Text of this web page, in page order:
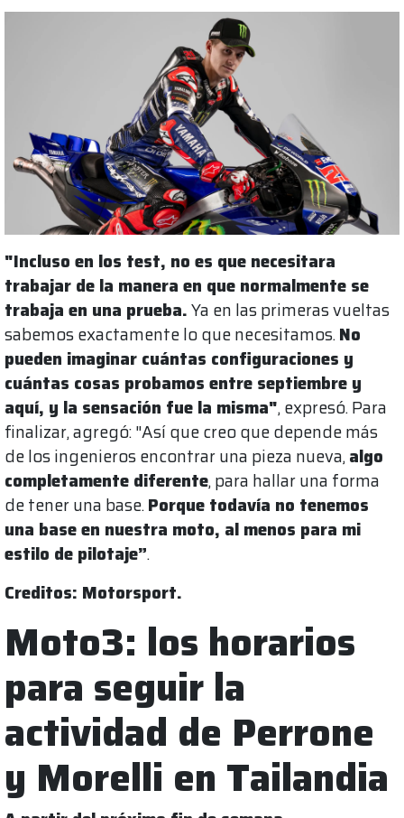
"Incluso en los test, no es que necesitara
trabajar de la manera en que normalmente se
trabaja en una prueba.Ya en las primeras vueltas
sabemos exactamente lo que necesitamos.No
pueden imaginar cuántas configuraciones y
cuántas cosas probamos entre septiembre y
aquí, y la sensación fue la misma", expresó. Para
finalizar, agregó: "Así que creo que depende más
de los ingenieros encontrar una pieza nueva,algo
completamente diferente, para hallar una forma
de tener una base.Porque todavía no tenemos
una base en nuestra moto, al menos para mi
estilo de pilotaje”.
Creditos: Motorsport.
Moto3: los horarios
para seguir la
actividad de Perrone
y Morelli en Tailandia